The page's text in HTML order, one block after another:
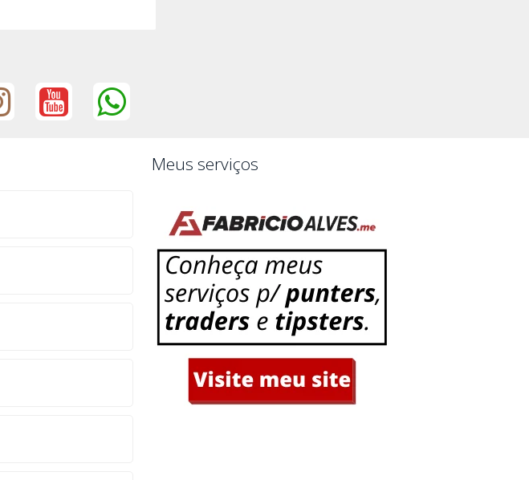
Meus serviços